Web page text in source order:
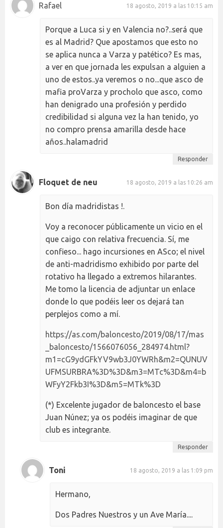
Rafael 18 agosto, 2019 a las 10:15 am
Porque a Luca si y en Valencia no?..será que
es al Madrid? Que apostamos que esto no
se aplica nunca a Varza y patético? Es mas,
a ver en que jornada les expulsan a alguien a
uno de estos..ya veremos o no...que asco de
mafia proVarza y procholo que asco, como
han denigrado una profesión y perdido
credibilidad si alguna vez la han tenido, yo
no compro prensa amarilla desde hace
años..halamadrid
Responder
Floquet de neu 18 agosto, 2019 a las 10:26 am
Bon día madridistas !.
Voy a reconocer públicamente un vicio en el
que caigo con relativa frecuencia. Sí, me
confieso... hago incursiones en ASco; el nivel
de anti-madridismo exhibido por parte del
rotativo ha llegado a extremos hilarantes.
Me tomo la licencia de adjuntar un enlace
donde lo que podéis leer os dejará tan
perplejos como a mí.
https://as.com/baloncesto/2019/08/17/mas
_baloncesto/1566076056_284974.html?
m1=cG9ydGFkYV9wb3J0YWRh&m2=QUNUV
UFMSURBRA%3D%3D&m3=MTc%3D&m4=b
WFyY2Fkb3I%3D&m5=MTk%3D
(*) Excelente jugador de baloncesto el base
Juan Núnez; ya os podéis imaginar de que
club es integrante.
Responder
Toni 18 agosto, 2019 a las 1:09 pm
Hermano,
Dos Padres Nuestros y un Ave María....